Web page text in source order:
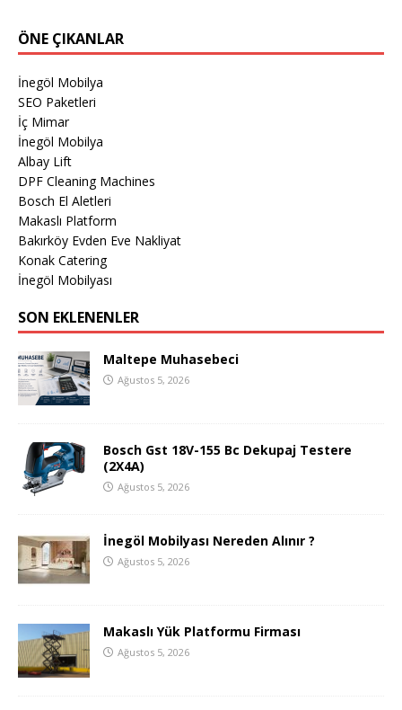
ÖNE ÇIKANLAR
İnegöl Mobilya
SEO Paketleri
İç Mimar
İnegöl Mobilya
Albay Lift
DPF Cleaning Machines
Bosch El Aletleri
Makaslı Platform
Bakırköy Evden Eve Nakliyat
Konak Catering
İnegöl Mobilyası
SON EKLENENLER
Maltepe Muhasebeci
Ağustos 5, 2026
Bosch Gst 18V-155 Bc Dekupaj Testere
(2X4A)
Ağustos 5, 2026
İnegöl Mobilyası Nereden Alınır ?
Ağustos 5, 2026
Makaslı Yük Platformu Firması
Ağustos 5, 2026